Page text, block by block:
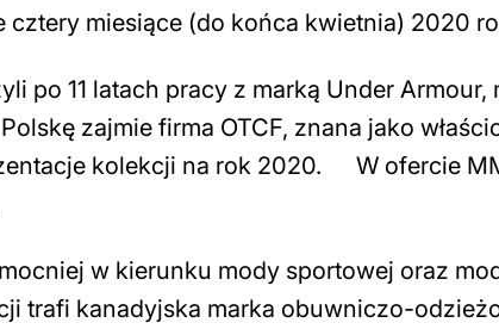
cztery miesiące (do końca kwietnia) 2020
po 11 latach pracy z marką Under Armour,
zajmie firma OTCF, znana jako
kolekcji na rok 2020. W ofercie
w kierunku mody sportowej oraz
trafi kanadyjska marka obuwniczo-